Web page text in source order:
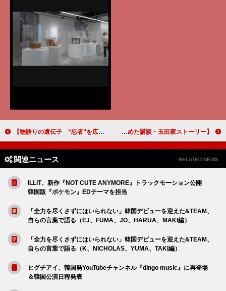
【物語りの遺伝子 “忍者”を広めた講談・玉田家ストーリー】（３）無鉄砲小僧、恐れを知らぬ行動力 【物語りの遺伝子 “忍者”を広めた講談・玉田家ストーリー】（４）不思議なおっちゃんと公園のお兄ちゃん
関連ニュース RELATED NEWS
ILLIT、新作『NOT CUTE ANYMORE』トラックモーション公開
韓国版『ポケモン』EDテーマを担当
「全力を尽くさずにはいられない」韓国デビューを迎えた&TEAM、
自らの言葉で語る（EJ、FUMA、JO、HARUA、MAKI編）
「全力を尽くさずにはいられない」韓国デビューを迎えた&TEAM、
自らの言葉で語る（K、NICHOLAS、YUMA、TAKI編）
ヒグチアイ、韓国発YouTubeチャンネル『dingo music』に再登場
＆韓国公演日程発表